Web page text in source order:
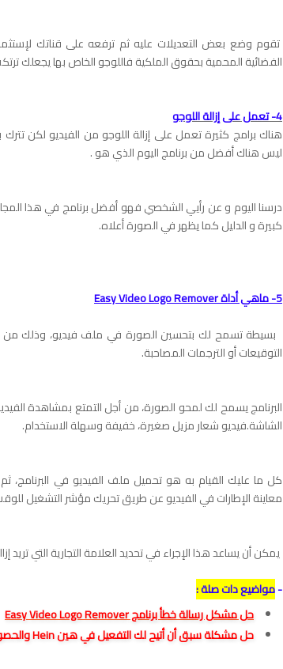
تقوم وضع بعض التعديلات عليه ثم ترفعه على قناتك
الفضائية المحمية بحقوق الملكية فاللوجو الخاص بها يجعلك
4- تعمل على إزالة اللوجو
هناك برامج كثيرة تعمل على إزالة اللوجو من الفيديو لكن تترك
ليس هناك أفضل من برنامج اليوم الذي هو .
درسنا اليوم و عن رأيي الشخصي فهو أفضل برنامج في هذا
كبيرة و الدليل كما يظهر في الصورة أعلاه.
5- ماهي أداة Easy Video Logo Remover
بسيطة تسمح لك بتحسين الصورة في ملف فيديو، وذلك من
التوقيعات أو الترجمات المصاحبة.
البرنامج يسمح لك لمحو الصورة، من أجل التمتع بمشاهدة
الشاشة.فيديو شعار مزيل صغيرة، خفيفة وسهلة الاستخدام.
كل ما عليك القيام به هو تحميل ملف الفيديو في البرنامج،
معاينة الإطارات في الفيديو عن طريق تحريك مؤشر التشغيل
يمكن أن يساعد هذا الإجراء في تحديد العلامة التجارية التي تريد
-مواضيع دات صلة :
حل مشكل رسالة خطأ برنامج Easy Video Logo Remover
حل مشكلة سبق أن أتيح لك التفعيل في هين Hein والحصول على تفعيل آخرجديد